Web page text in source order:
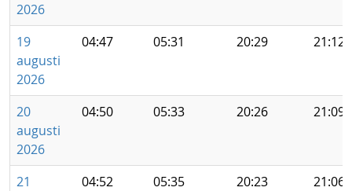
2026
19
augusti
2026
04:47 05:31 20:29 21:12
20
augusti
2026
04:50 05:33 20:26 21:09
21
04:52 05:35 20:23 21:06